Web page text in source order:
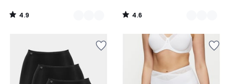
4.9
/
4.6
/